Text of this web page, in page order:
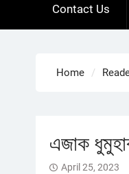
Contact Us
Home
এজাক
April 25, 2023